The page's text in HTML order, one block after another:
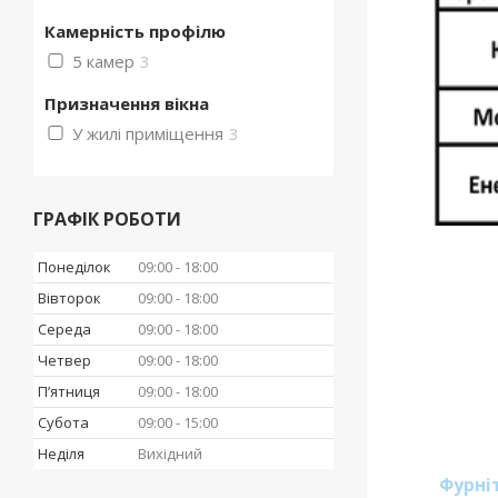
Камерність профілю
5 камер 3
Призначення вікна
У жилі приміщення 3
ГРАФІК РОБОТИ
Понеділок 09:00
18:00
Вівторок
09:00
18:00
Середа
09:00
18:00
Четвер
09:00
18:00
Пʼятниця
09:00
18:00
Субота
09:00
15:00
Неділя
Вихідний